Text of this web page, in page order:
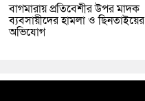
বাগমারায় প্রতিবেশীর উপর মাদক
ব্যবসায়ীদের হামলা ও ছিনতাইয়ের
অভিযোগ